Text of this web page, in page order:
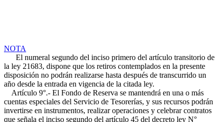
NOTA
El numeral segundo del inciso primero del artículo transitorio de
la ley 21683, dispone que los retiros contemplados en la presente
disposición no podrán realizarse hasta después de transcurrido un
año desde la entrada en vigencia de la citada ley.
Artículo 9°.- El Fondo de Reserva se mantendrá en una o más
cuentas especiales del Servicio de Tesorerías, y sus recursos podrán
invertirse en instrumentos, realizar operaciones y celebrar contratos
que señala el inciso segundo del artículo 45 del decreto ley N°